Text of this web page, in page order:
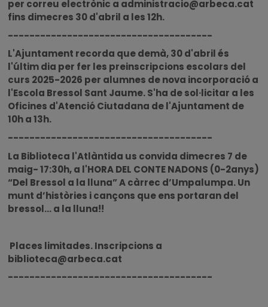
per correu electrònic a administracio@arbeca.cat
fins dimecres 30 d'abril a les 12h.
--------------------------------------
L'Ajuntament recorda que demà, 30 d'abril és
l'últim dia per fer les preinscripcions escolars del
curs 2025-2026 per alumnes de nova incorporació a
l'Escola Bressol Sant Jaume. S'ha de sol·licitar a les
Oficines d'Atenció Ciutadana de l'Ajuntament de
10h a 13h.
--------------------------------------
La Biblioteca l'Atlàntida us convida dimecres 7 de
maig- 17:30h, a l'HORA DEL CONTE NADONS (0-2anys)
“Del Bressol a la lluna”A càrrec d’Umpalumpa.Un
munt d’històries i cançons que ens portaran del
bressol… a la lluna!!
Places limitades. Inscripcions a
biblioteca@arbeca.cat
--------------------------------------